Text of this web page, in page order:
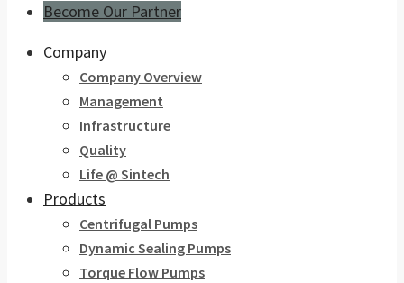
Become Our Partner
Company
Company Overview
Management
Infrastructure
Quality
Life @ Sintech
Products
Centrifugal Pumps
Dynamic Sealing Pumps
Torque Flow Pumps